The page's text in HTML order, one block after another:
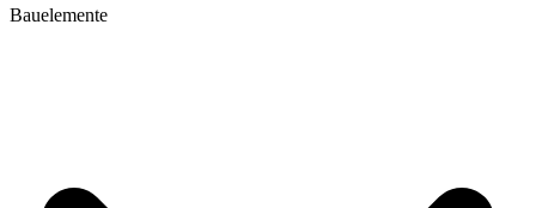
Bauelemente